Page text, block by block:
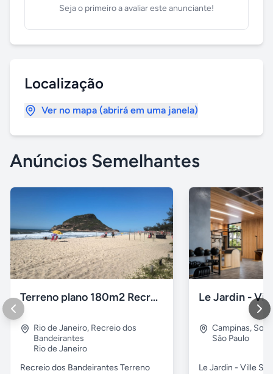
Seja o primeiro a avaliar este anunciante!
Localização
Ver no mapa (abrirá em uma janela)
Anúncios Semelhantes
Terreno plano 180m2 Recreio dos Bandeirantes
Rio de Janeiro, Recreio dos
Bandeirantes
Rio de Janeiro
Recreio dos Bandeirantes Terreno
Campinas,
São Paulo
Le Jardin - Ville